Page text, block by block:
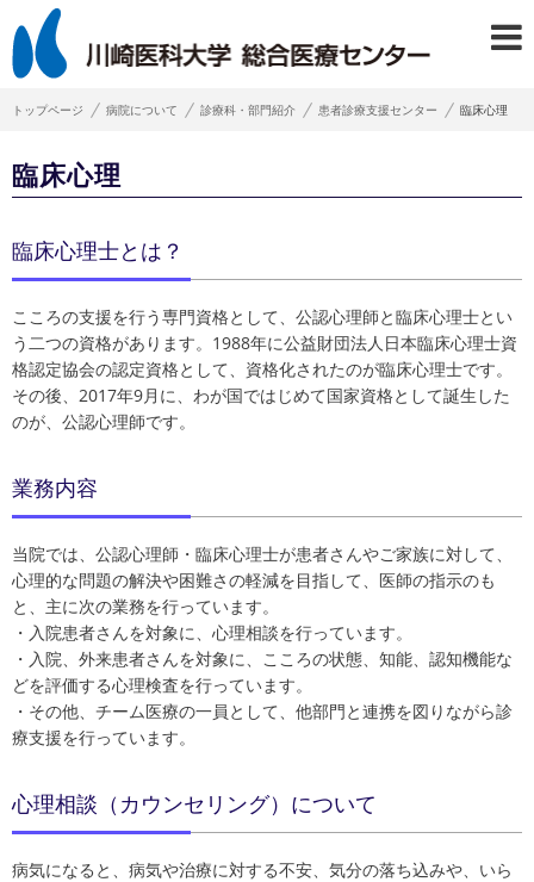
トップページ 病院について 診療科・部門紹介 患者診療支援センター 臨床心理
臨床心理
臨床心理士とは？
こころの支援を行う専門資格として、公認心理師と臨床心理士とい
う二つの資格があります。1988年に公益財団法人日本臨床心理士資
格認定協会の認定資格として、資格化されたのが臨床心理士です。
その後、2017年9月に、わが国ではじめて国家資格として誕生した
のが、公認心理師です。
業務内容
当院では、公認心理師・臨床心理士が患者さんやご家族に対して、
心理的な問題の解決や困難さの軽減を目指して、医師の指示のも
と、主に次の業務を行っています。
・入院患者さんを対象に、心理相談を行っています。
・入院、外来患者さんを対象に、こころの状態、知能、認知機能な
どを評価する心理検査を行っています。
・その他、チーム医療の一員として、他部門と連携を図りながら診
療支援を行っています。
心理相談（カウンセリング）について
病気になると、病気や治療に対する不安、気分の落ち込みや、いら